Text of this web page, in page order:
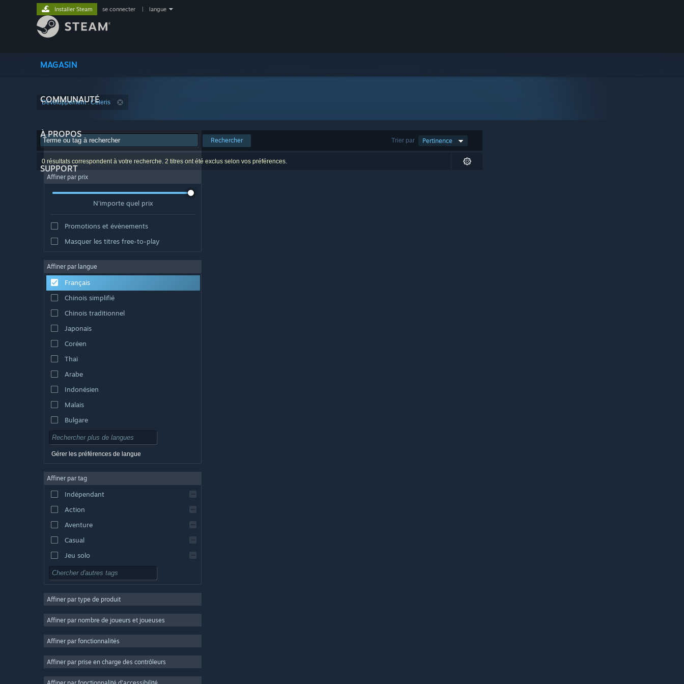
MAGASIN
COMMUNAUTÉ
À PROPOS
SUPPORT
Installer Steam se connecter langue
Développement : Celeris
Trier par Pertinence
Rechercher
0 résultats correspondent à votre recherche. 2 titres ont été exclus selon vos préférences.
Affiner par prix
N'importe quel prix
Promotions et évènements
Masquer les titres free-to-play
Affiner par langue
Français
Chinois simplifié
Chinois traditionnel
Japonais
Coréen
Thaï
Arabe
Indonésien
Malais
Bulgare
Tchèque
Danois
Anglais
Espagnol - Espagne
Espagnol - Amérique latine
Gérer les préférences de langue
Affiner par tag
Indépendant
Action
Aventure
Casual
Jeu solo
Simulation
Stratégie
3D
Free-to-play
Affiner par type de produit
Affiner par nombre de joueurs et joueuses
Affiner par fonctionnalités
Affiner par prise en charge des contrôleurs